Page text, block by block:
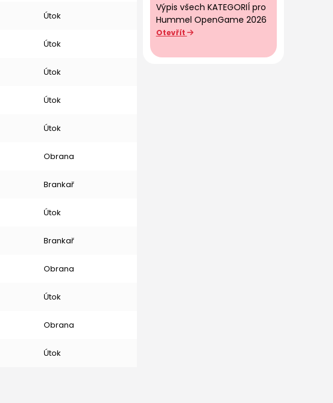
Útok
Útok
Útok
Útok
Útok
Obrana
Brankař
Útok
Brankař
Obrana
Útok
Obrana
Útok
Výpis všech KATEGORIÍ pro
Hummel OpenGame 2026
Otevřít